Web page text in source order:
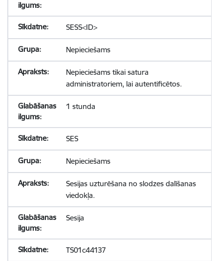
SESS<ID>
Nepieciešams
Nepieciešams tikai satura
administratoriem, lai autentificētos.
1 stunda
SES
Nepieciešams
Sesijas uzturēšana no slodzes dalīšanas
viedokļa.
Sesija
TS01c44137